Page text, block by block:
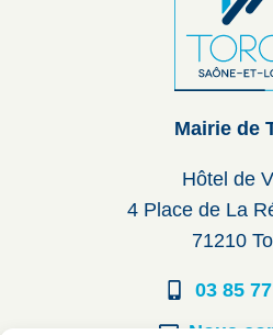
Mairie de
Hôtel de
4 Place de La
71210
03 85